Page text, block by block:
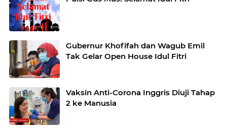
Gubernur Khofifah dan Wagub Emil
Tak Gelar Open House Idul Fitri
Vaksin Anti-Corona Inggris Diuji Tahap
2 ke Manusia